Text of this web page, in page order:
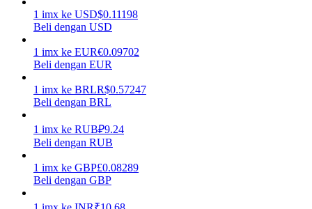
Babi Kekuatan
Dapatkan imbalan kompetitif setiap hari
1 imx ke USD$0.11198
Beli dengan USD
1 imx ke EUR€0.09702
Beli dengan EUR
1 imx ke BRLR$0.57247
Beli dengan BRL
1 imx ke RUB₽9.24
Beli dengan RUB
1 imx ke GBP£0.08289
Beli dengan GBP